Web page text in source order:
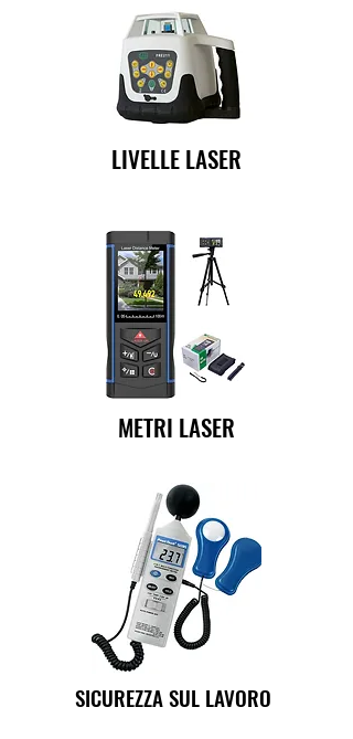
LIVELLE LASER
METRI LASER
SICUREZZA SUL LAVORO